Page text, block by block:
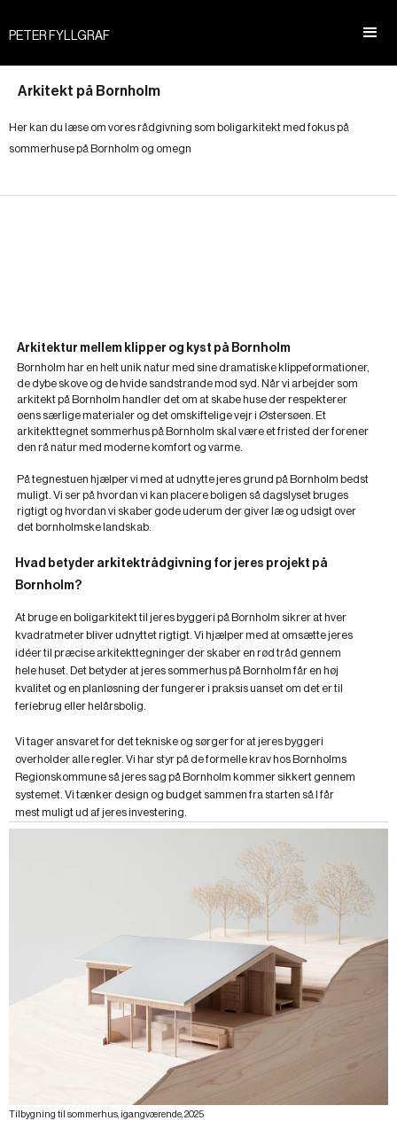
PETER FYLLGRAF
Arkitekt på Bornholm
Her kan du læse om vores rådgivning som boligarkitekt med fokus på
sommerhuse på Bornholm og omegn
Arkitektur mellem klipper og kyst på Bornholm
Bornholm har en helt unik natur med sine dramatiske klippeformationer,
de dybe skove og de hvide sandstrande mod syd. Når vi arbejder som
arkitekt på Bornholm handler det om at skabe huse der respekterer
øens særlige materialer og det omskiftelige vejr i Østersøen. Et
arkitekttegnet sommerhus på Bornholm skal være et fristed der forener
den rå natur med moderne komfort og varme.
På tegnestuen hjælper vi med at udnytte jeres grund på Bornholm bedst
muligt. Vi ser på hvordan vi kan placere boligen så dagslyset bruges
rigtigt og hvordan vi skaber gode uderum der giver læ og udsigt over
det bornholmske landskab.
Hvad betyder arkitektrådgivning for jeres projekt på
Bornholm?
At bruge en boligarkitekt til jeres byggeri på Bornholm sikrer at hver
kvadratmeter bliver udnyttet rigtigt. Vi hjælper med at omsætte jeres
idéer til præcise arkitekttegninger der skaber en rød tråd gennem
hele huset. Det betyder at jeres sommerhus på Bornholm får en høj
kvalitet og en planløsning der fungerer i praksis uanset om det er til
feriebrug eller helårsbolig.
Vi tager ansvaret for det tekniske og sørger for at jeres byggeri
overholder alle regler. Vi har styr på de formelle krav hos Bornholms
Regionskommune så jeres sag på Bornholm kommer sikkert gennem
systemet. Vi tænker design og budget sammen fra starten så I får
mest muligt ud af jeres investering.
Tilbygning til sommerhus, igangværende, 2025